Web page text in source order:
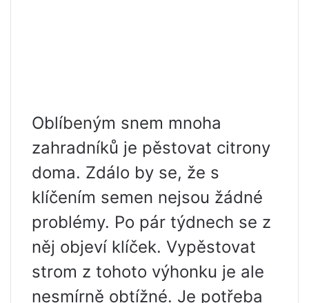
Oblíbeným snem mnoha
zahradníků je pěstovat citrony
doma. Zdálo by se, že s
klíčením semen nejsou žádné
problémy. Po pár týdnech se z
něj objeví klíček. Vypěstovat
strom z tohoto výhonku je ale
nesmírně obtížné. Je potřeba